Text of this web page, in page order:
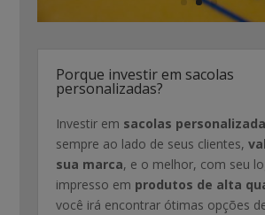
Porque investir em sacolas
personalizadas?
Investir em sacolas
sempre ao lado de seus clientes,
sua marca, e o melhor, com seu
impresso em produtos de alta
você irá encontrar ótimas opções